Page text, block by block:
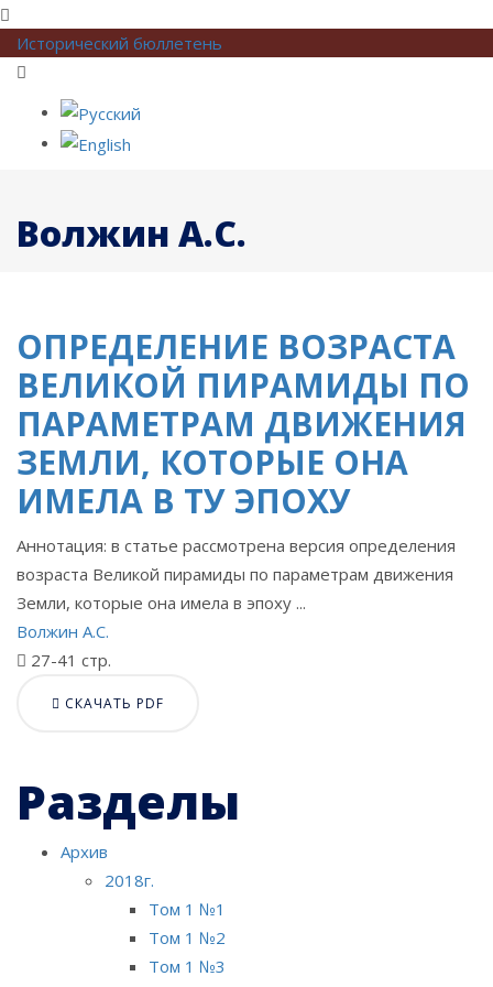
Исторический бюллетень
Волжин А.С.
ОПРЕДЕЛЕНИЕ ВОЗРАСТА
ВЕЛИКОЙ ПИРАМИДЫ ПО
ПАРАМЕТРАМ ДВИЖЕНИЯ
ЗЕМЛИ, КОТОРЫЕ ОНА
ИМЕЛА В ТУ ЭПОХУ
Аннотация: в статье рассмотрена версия определения
возраста Великой пирамиды по параметрам движения
Земли, которые она имела в эпоху ...
Волжин А.С.
27-41 стр.
СКАЧАТЬ PDF
Разделы
Архив
2018г.
Том 1 №1
Том 1 №2
Том 1 №3